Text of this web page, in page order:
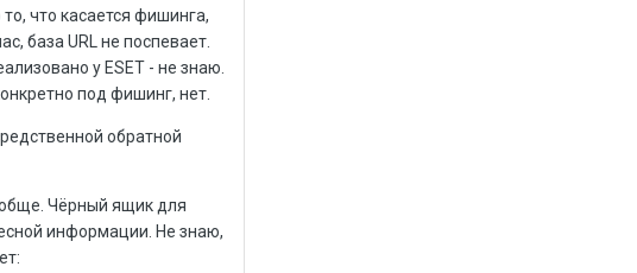
что касается фишинга,
база URL не поспевает.
у ESET - не знаю.
под фишинг, нет.
обратной
Чёрный ящик для
информации. Не знаю,